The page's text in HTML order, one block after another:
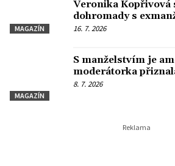
MAGAZÍN
Veronika Kopřivová
dohromady s
16. 7. 2026
MAGAZÍN
S manželstvím je
moderátorka
8. 7. 2026